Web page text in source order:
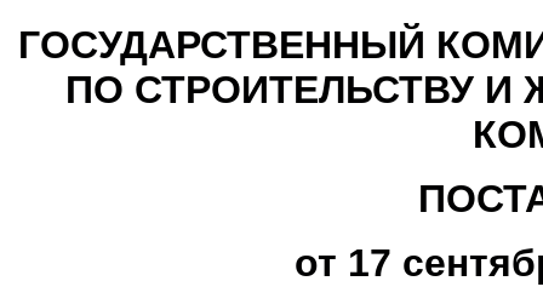
ГОСУДАРСТВЕННЫЙ
ПО СТРОИТЕЛЬСТВУ
от 17